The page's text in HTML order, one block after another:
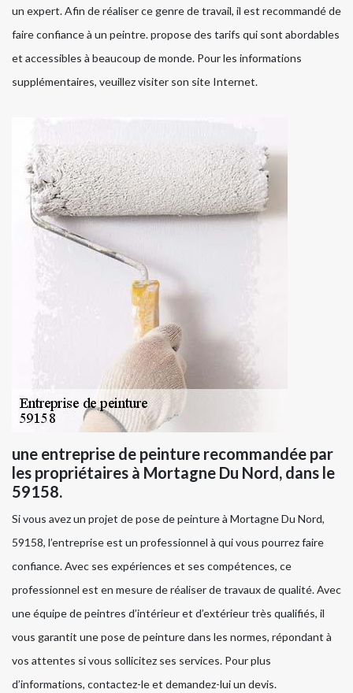
un expert. Afin de réaliser ce genre de travail, il est recommandé de
faire confiance à un peintre. propose des tarifs qui sont abordables
et accessibles à beaucoup de monde. Pour les informations
supplémentaires, veuillez visiter son site Internet.
une entreprise de peinture recommandée par
les propriétaires à Mortagne Du Nord, dans le
59158.
Si vous avez un projet de pose de peinture à Mortagne Du Nord,
59158, l’entreprise est un professionnel à qui vous pourrez faire
confiance. Avec ses expériences et ses compétences, ce
professionnel est en mesure de réaliser de travaux de qualité. Avec
une équipe de peintres d’intérieur et d’extérieur très qualifiés, il
vous garantit une pose de peinture dans les normes, répondant à
vos attentes si vous sollicitez ses services. Pour plus
d’informations, contactez-le et demandez-lui un devis.